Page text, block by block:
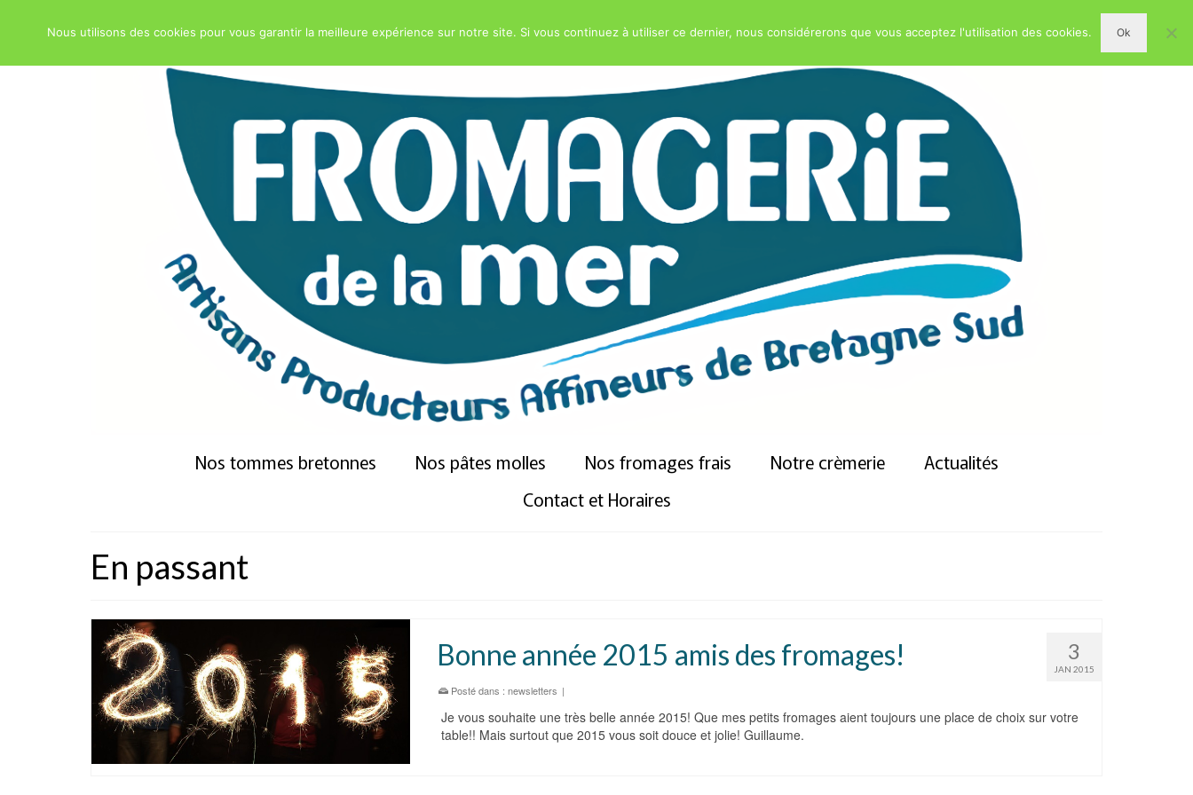
Nos tommes bretonnes Nos pâtes molles Nos fromages frais Notre crèmerie
Actualités
Contact et Horaires
En passant
3
JAN 2015
Bonne année 2015 amis des fromages!
Posté dans :newsletters |
Je vous souhaite une très belle année 2015! Que mes petits fromages aient toujours une place de choix sur votre
table!! Mais surtout que 2015 vous soit douce et jolie! Guillaume.
Nous utilisons des cookies pour vous garantir la meilleure expérience sur notre site. Si vous continuez à utiliser ce dernier, nous considérerons que vous acceptez l'utilisation des cookies. Ok